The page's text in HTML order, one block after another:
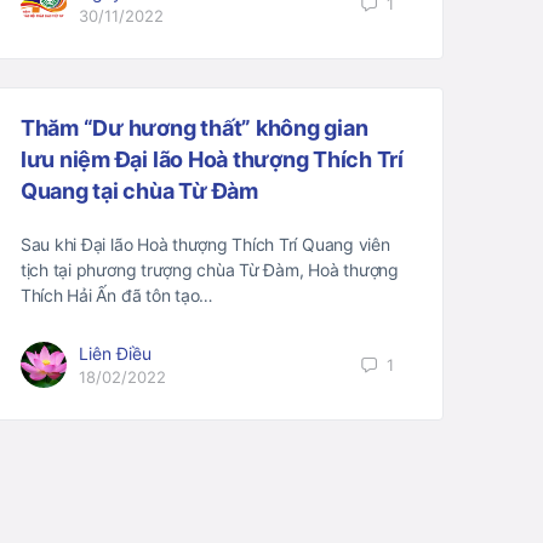
30/11/2022
Thăm “Dư hương thất” không gian
lưu niệm Đại lão Hoà thượng Thích Trí
Quang tại chùa Từ Đàm
Sau khi Đại lão Hoà thượng Thích Trí Quang viên
tịch tại phương trượng chùa Từ Đàm, Hoà thượng
Thích Hải Ấn đã tôn tạo…
Liên Điều
18/02/2022
1